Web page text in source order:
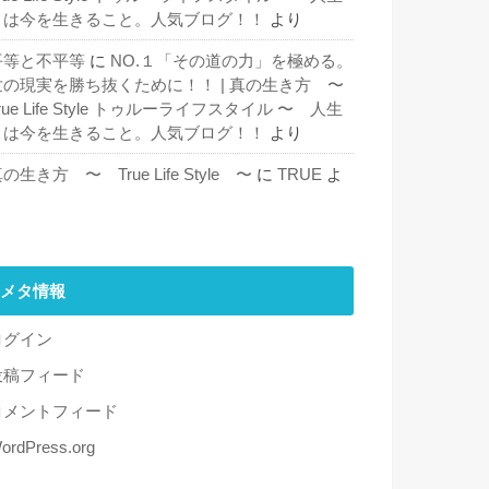
は今を生きること。人気ブログ！！
より
等と不平等 に NO.１「その道の力」を極める。
の現実を勝ち抜くために！！ | 真の生き方 〜
Life Style トゥルーライフスタイル 〜 人生
は今を生きること。人気ブログ！！
より
の生き方 〜 True Life Style 〜 に TRUE よ
メタ情報
グイン
稿フィード
メントフィード